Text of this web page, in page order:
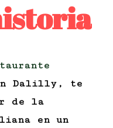
Dalilly, te
de la
en un